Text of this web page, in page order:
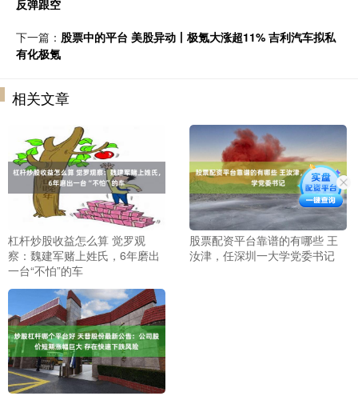
反弹跟空
下一篇： 股票中的平台 美股异动丨极氪大涨超11% 吉利汽车拟私
有化极氪
相关文章
杠杆炒股收益怎么算 觉罗观
察：魏建军赌上姓氏，6年磨出
一台“不怕”的车
股票配资平台靠谱的有哪些 王
汝津，任深圳一大学党委书记